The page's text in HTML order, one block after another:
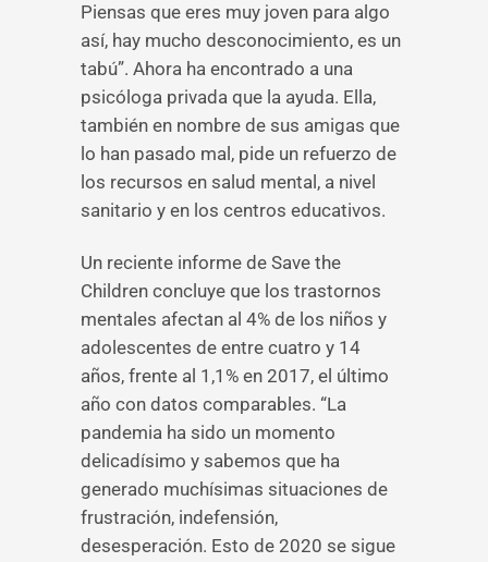
Piensas que eres muy joven para algo
así, hay mucho desconocimiento, es un
tabú”. Ahora ha encontrado a una
psicóloga privada que la ayuda. Ella,
también en nombre de sus amigas que
lo han pasado mal, pide un refuerzo de
los recursos en salud mental, a nivel
sanitario y en los centros educativos.
Un reciente informe de Save the
Children concluye que los trastornos
mentales afectan al 4% de los niños y
adolescentes de entre cuatro y 14
años, frente al 1,1% en 2017, el último
año con datos comparables. “La
pandemia ha sido un momento
delicadísimo y sabemos que ha
generado muchísimas situaciones de
frustración, indefensión,
desesperación. Esto de 2020 se sigue